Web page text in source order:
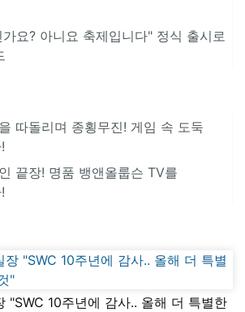
요? 아니요 축제입니다" 정식 출시로
따돌리며 종횡무진! 게임 속 도둑
끝장! 명품 뱅앤올룹슨 TV를
"SWC 10주년에 감사.. 올해 더 특별한